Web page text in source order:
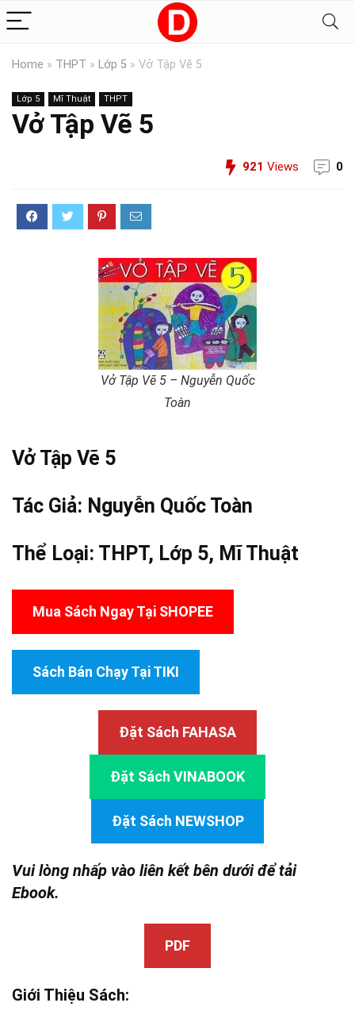
Home » THPT » Lớp 5 » Vở Tập Vẽ 5
Lớp 5 Mĩ Thuật THPT
Vở Tập Vẽ 5
921 Views 0
Vở Tập Vẽ 5 – Nguyễn Quốc
Toàn
Vở Tập Vẽ 5
Tác Giả: Nguyễn Quốc Toàn
Thể Loại: THPT, Lớp 5, Mĩ Thuật
Mua Sách Ngay Tại SHOPEE
Sách Bán Chạy Tại TIKI
Đặt Sách FAHASA
Đặt Sách VINABOOK
Đặt Sách NEWSHOP
Vui lòng nhấp vào liên kết bên dưới để tải
Ebook.
PDF
Giới Thiệu Sách: